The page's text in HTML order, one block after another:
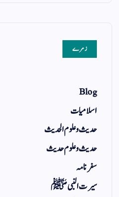
زمرے
Blog
اسلامیات
حدیث و علوم الحدیث
حدیث و علوم حدیث
سفر نامہ
سیرت النبی ﷺ